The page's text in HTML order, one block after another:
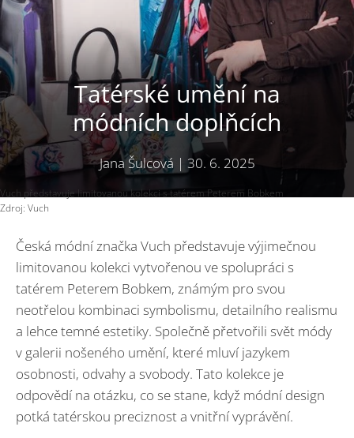
Tatérské umění na
módních doplňcích
Jana Šulcová | 30. 6. 2025
Vuch představuje limitovanou kolekci s tatérem Peterem Bobkem
Zdroj: Vuch
Česká módní značka Vuch představuje výjimečnou
limitovanou kolekci vytvořenou ve spolupráci s
tatérem Peterem Bobkem, známým pro svou
neotřelou kombinaci symbolismu, detailního realismu
a lehce temné estetiky. Společně přetvořili svět módy
v galerii nošeného umění, které mluví jazykem
osobnosti, odvahy a svobody. Tato kolekce je
odpovědí na otázku, co se stane, když módní design
potká tatérskou preciznost a vnitřní vyprávění.